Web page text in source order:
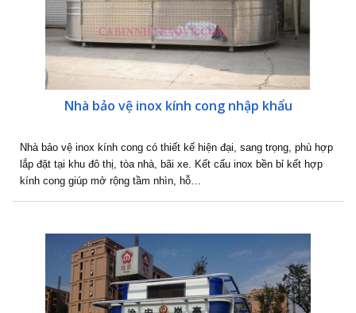
Nhà bảo vệ inox kính cong nhập khẩu
Nhà bảo vệ inox kính cong có thiết kế hiện đại, sang trọng, phù hợp
lắp đặt tại khu đô thị, tòa nhà, bãi xe. Kết cấu inox bền bỉ kết hợp
kính cong giúp mở rộng tầm nhìn, hỗ…